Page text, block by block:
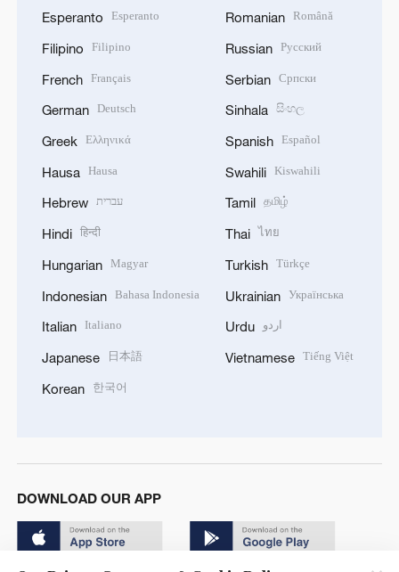
Esperanto Esperanto
Filipino Filipino
French Français
German Deutsch
Greek Ελληνικά
Hausa Hausa
Hebrew עברית
Hindi हिन्दी
Hungarian Magyar
Indonesian Bahasa Indonesia
Italian Italiano
Japanese 日本語
Korean 한국어
Romanian Română
Russian Русский
Serbian Српски
Sinhala සිංහල
Spanish Español
Swahili Kiswahili
Tamil தமிழ்
Thai ไทย
Turkish Türkçe
Ukrainian Українська
Urdu اردو
Vietnamese Tiếng Việt
DOWNLOAD OUR APP